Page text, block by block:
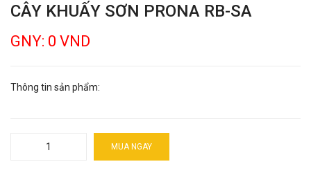
CÂY KHUẤY SƠN PRONA RB-SA
GNY: 0 VND
Thông tin sản phẩm:
MUA NGAY